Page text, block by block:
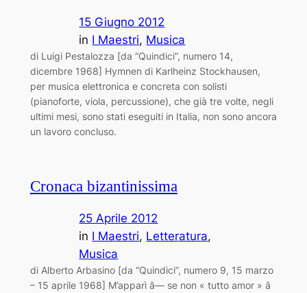
15 Giugno 2012
in I Maestri, Musica
di Luigi Pestalozza [da “Quindici”, numero 14,
dicembre 1968] Hymnen di Karlheinz Stockhausen,
per musica elettronica e concreta con solisti
(pianoforte, viola, percussione), che già tre volte, negli
ultimi mesi, sono stati eseguiti in Italia, non sono ancora
un lavoro concluso.
Cronaca bizantinissima
25 Aprile 2012
in I Maestri, Letteratura
Musica
di Alberto Arbasino [da “Quindici”, numero 9, 15 marzo
– 15 aprile 1968] M’apparì â— se non « tutto amor » â